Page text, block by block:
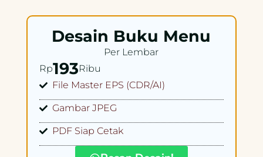
Desain Buku Menu
Per Lembar
Rp193Ribu
File Master EPS (CDR/AI)
Gambar JPEG
PDF Siap Cetak